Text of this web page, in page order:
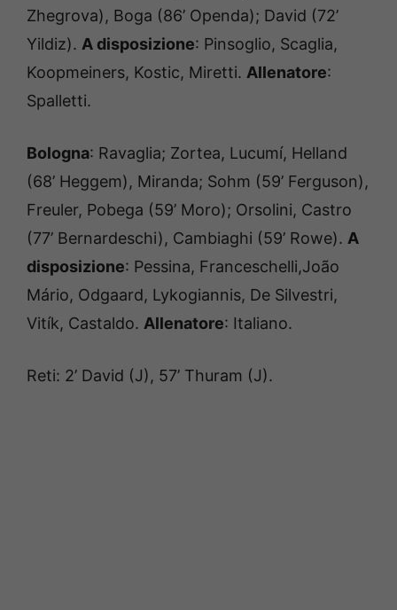
Zhegrova), Boga (86’ Openda); David (72’
Yildiz). A disposizione: Pinsoglio, Scaglia,
Koopmeiners, Kostic, Miretti. Allenatore:
Spalletti.
Bologna: Ravaglia; Zortea, Lucumí, Helland
(68’ Heggem), Miranda; Sohm (59’ Ferguson),
Freuler, Pobega (59’ Moro); Orsolini, Castro
(77’ Bernardeschi), Cambiaghi (59’ Rowe). A
disposizione: Pessina, Franceschelli,João
Mário, Odgaard, Lykogiannis, De Silvestri,
Vitík, Castaldo. Allenatore: Italiano.
Reti: 2’ David (J), 57’ Thuram (J).